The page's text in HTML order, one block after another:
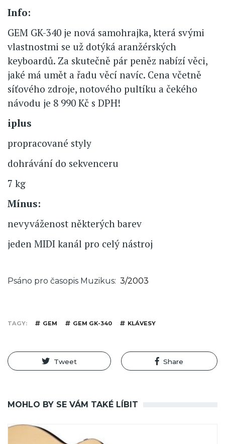
Info:
GEM GK-340 je nová samohrajka, která svými
vlastnostmi se už dotýká aranžérských
keyboardů. Za skutečně pár peněz nabízí věci,
jaké má umět a řadu věcí navíc. Cena včetně
síťového zdroje, notového pultíku a čekého
návodu je 8 990 Kč s DPH!
iplus
propracované styly
dohrávání do sekvenceru
7 kg
Mínus:
nevyváženost některých barev
jeden MIDI kanál pro celý nástroj
Psáno pro časopis Muzikus 3/2003
TAGY GEM GEM GK-340 KLÁVESY
Tweet Share
MOHLO BY SE VÁM TAKÉ LÍBIT